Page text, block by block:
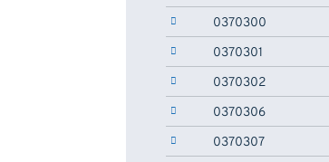
0370300
0370301
0370302
0370306
0370307